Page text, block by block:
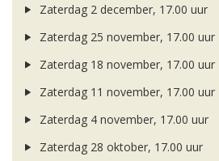
Zaterdag 2 december, 17.00 uur
Zaterdag 25 november, 17.00 uur
Zaterdag 18 november, 17.00 uur
Zaterdag 11 november, 17.00 uur
Zaterdag 4 november, 17.00 uur
Zaterdag 28 oktober, 17.00 uur